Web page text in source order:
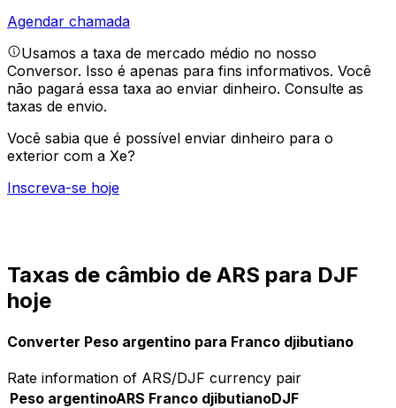
Agendar chamada
Usamos a taxa de mercado médio no nosso
Conversor. Isso é apenas para fins informativos. Você
não pagará essa taxa ao enviar dinheiro. Consulte as
taxas de envio.
Você sabia que é possível enviar dinheiro para o
exterior com a Xe?
Inscreva-se hoje
Taxas de câmbio de ARS para DJF
hoje
Converter Peso argentino para Franco djibutiano
Rate information of ARS/DJF currency pair
Peso argentinoARS Franco djibutianoDJF